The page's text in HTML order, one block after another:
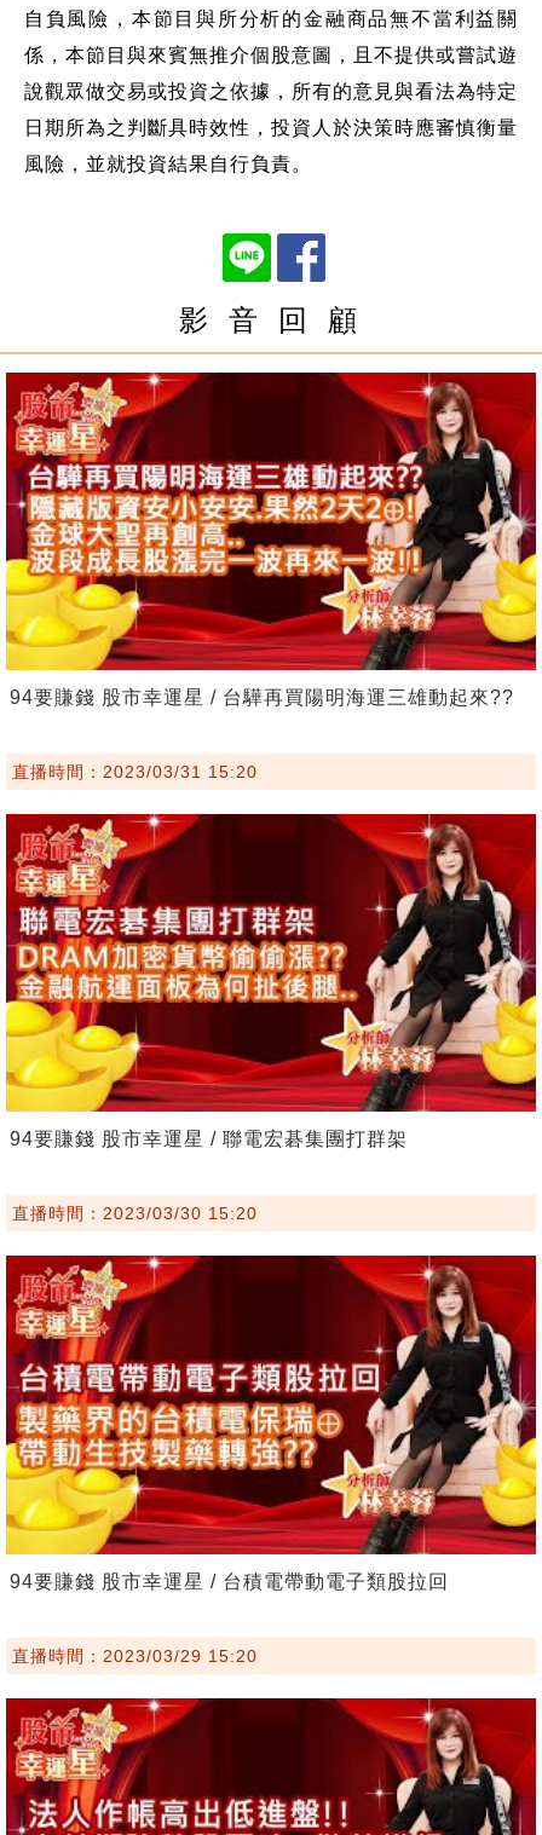
自負風險，本節目與所分析的金融商品無不當利益關
係，本節目與來賓無推介個股意圖，且不提供或嘗試遊
說觀眾做交易或投資之依據，所有的意見與看法為特定
日期所為之判斷具時效性，投資人於決策時應審慎衡量
風險，並就投資結果自行負責。
影 音 回 顧
94要賺錢 股市幸運星 / 台驊再買陽明海運三雄動起來??
直播時間：2023/03/31 15:20
94要賺錢 股市幸運星 / 聯電宏碁集團打群架
直播時間：2023/03/30 15:20
94要賺錢 股市幸運星 / 台積電帶動電子類股拉回
直播時間：2023/03/29 15:20